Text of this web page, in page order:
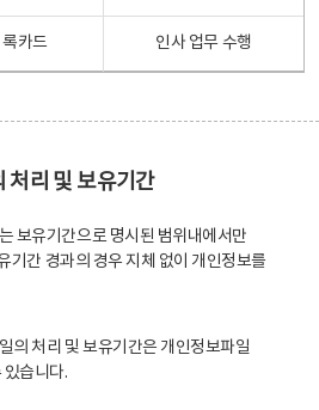
카드 인사 업무 수행
처리 및 보유기간
보유기간으로 명시된 범위내에서만
기간 경과의 경우 지체 없이 개인정보를
의 처리 및 보유기간은 개인정보파일
있습니다.